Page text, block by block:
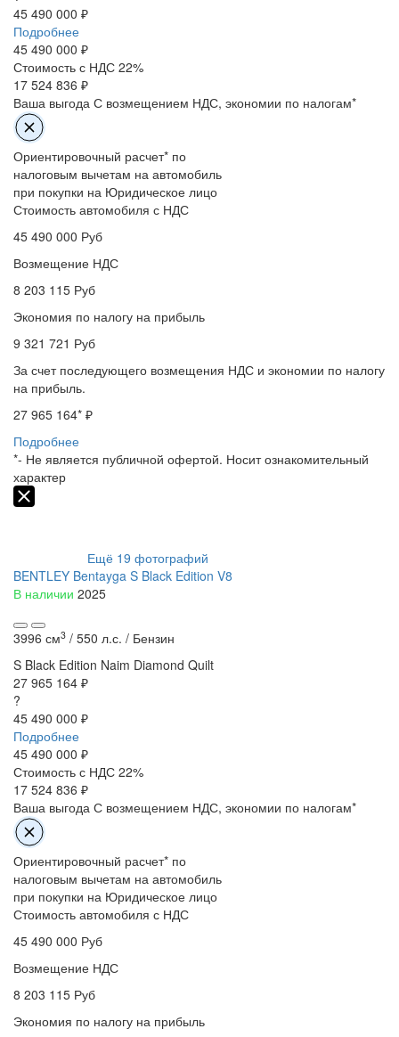
45 490 000 ₽
Подробнее
45 490 000 ₽
Стоимость с НДС 22%
17 524 836 ₽
Ваша выгода С возмещением НДС, экономии по налогам*
Ориентировочный расчет* по
налоговым вычетам на автомобиль
при покупки на Юридическое лицо
Стоимость автомобиля с НДС
45 490 000 Руб
Возмещение НДС
8 203 115 Руб
Экономия по налогу на прибыль
9 321 721 Руб
За счет последующего возмещения НДС и экономии по налогу
на прибыль.
27 965 164* ₽
Подробнее
*- Не является публичной офертой. Носит ознакомительный
характер
Ещё 19 фотографий
BENTLEY Bentayga S Black Edition V8
В наличии 2025
3996 см3 / 550 л.с. / Бензин
S Black Edition Naim Diamond Quilt
27 965 164 ₽
?
45 490 000 ₽
Подробнее
45 490 000 ₽
Стоимость с НДС 22%
17 524 836 ₽
Ваша выгода С возмещением НДС, экономии по налогам*
Ориентировочный расчет* по
налоговым вычетам на автомобиль
при покупки на Юридическое лицо
Стоимость автомобиля с НДС
45 490 000 Руб
Возмещение НДС
8 203 115 Руб
Экономия по налогу на прибыль